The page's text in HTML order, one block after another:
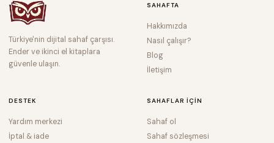
Türkiye'nin dijital sahaf çarşısı.
Ender ve ikinci el kitaplara
güvenle ulaşın.
SAHAFTA
Hakkımızda
Nasıl çalışır?
Blog
İletişim
DESTEK
Yardım merkezi
İptal & iade
SAHAFLAR IÇIN
Sahaf ol
Sahaf sözleşmesi